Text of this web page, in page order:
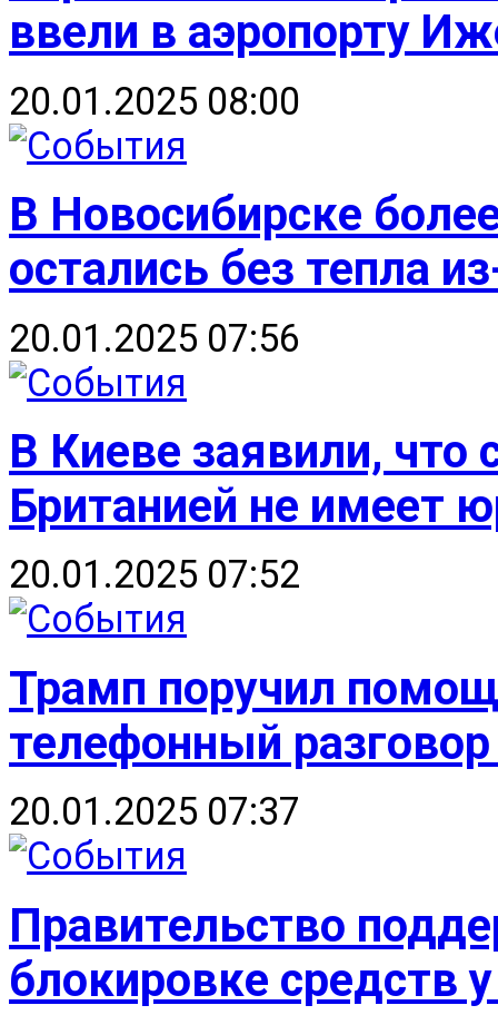
ввели в аэропорту
20.01.2025 08:00
В Новосибирске
остались без тепла
20.01.2025 07:56
В Киеве заявили, что
Британией не имеет
20.01.2025 07:52
Трамп поручил
телефонный
20.01.2025 07:37
Правительство
блокировке средств